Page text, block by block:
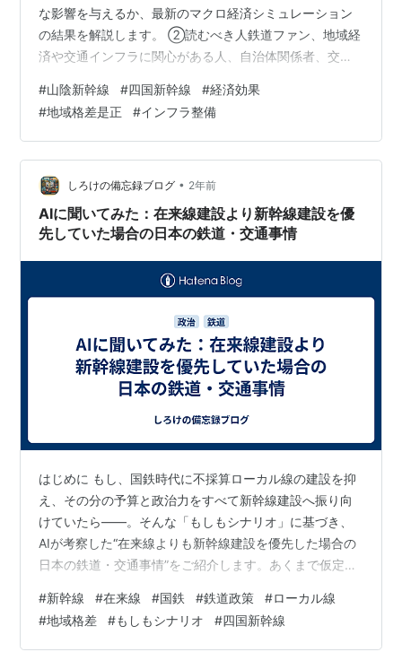
な影響を与えるか、最新のマクロ経済シミュレーション
の結果を解説します。 ②読むべき人鉄道ファン、地域経
済や交通インフラに関心がある人、自治体関係者、交通
延伸と経済格差是正の関係 MasRACモデルとは？ 分析対
象とシナリオ 現場の声：地方自治体の交通政策担当者 経
済格差是正効果の数値 地域別に見る新幹線延伸の効果 山
陰新幹線の効果 四国新幹線の効果 リニア中央新幹線（大
阪延伸）の効果 複合整備がもたらす経済波及メカニズム
担当者の声：交通イン…
#山陰新幹線 #四国新幹線 #経済効果
#地域格差是正 #インフラ整備
しろけの備忘録ブログ • 2年前
AIに聞いてみた：在来線建設より新幹線建設を優
先していた場合の日本の鉄道・交通事情
はじめに もし、国鉄時代に不採算ローカル線の建設を抑
え、その分の予算と政治力をすべて新幹線建設へ振り向
けていたら――。そんな「もしもシナリオ」に基づき、
AIが考察した“在来線よりも新幹線建設を優先した場合の
日本の鉄道・交通事情”をご紹介します。あくまで仮定の
計画、そして実際に建設され後に廃線になったローカル
線などを振り返りながら、どのような姿が想定されるの
#新幹線 #在来線 #国鉄 #鉄道政策 #ローカル線
#地域格差 #もしもシナリオ #四国新幹線